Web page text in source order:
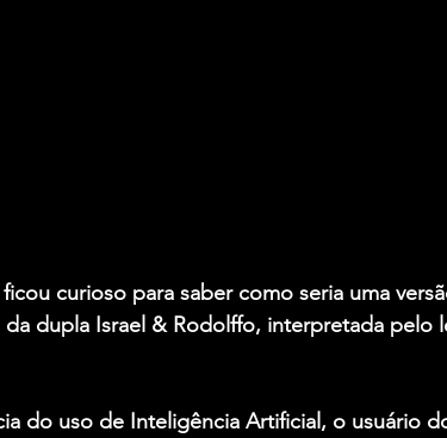
curioso para saber como seria uma
da dupla Israel & Rodolffo, interpretada pelo
do uso de Inteligência Artificial, o usuário